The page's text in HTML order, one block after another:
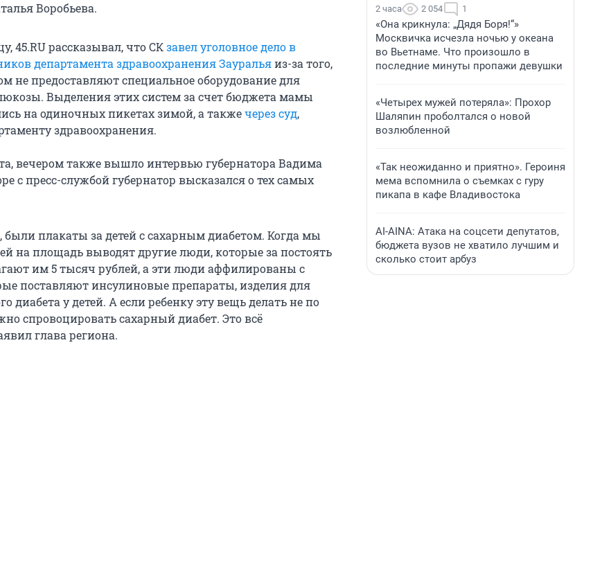
Воробьева.
45.RU рассказывал, что СКзавел уголовное дело в
департамента здравоохранения Зауральяиз-за того,
не предоставляют специальное оборудование для
Выделения этих систем за счет бюджета мамы
на одиночных пикетах зимой, а такжечерез суд,
здравоохранения.
вечером также вышло интервью губернатора Вадима
с пресс-службой губернатор высказался о тех самых
плакаты за детей с сахарным диабетом. Когда мы
на площадь выводят другие люди, которые за постоять
им 5 тысяч рублей, а эти люди аффилированы с
поставляют инсулиновые препараты, изделия для
диабета у детей. А если ребенку эту вещь делать не по
спровоцировать сахарный диабет. Это всё
глава региона.
2 часа 2 054 1
«Она крикнула: „Дядя Боря!“»
Москвичка исчезла ночью у океана
во Вьетнаме. Что произошло в
последние минуты пропажи девушки
«Четырех мужей потеряла»: Прохор
Шаляпин проболтался о новой
возлюбленной
«Так неожиданно и приятно». Героиня
мема вспомнила о съемках с гуру
пикапа в кафе Владивостока
AI-AINA: Атака на соцсети депутатов,
бюджета вузов не хватило лучшим и
сколько стоит арбуз